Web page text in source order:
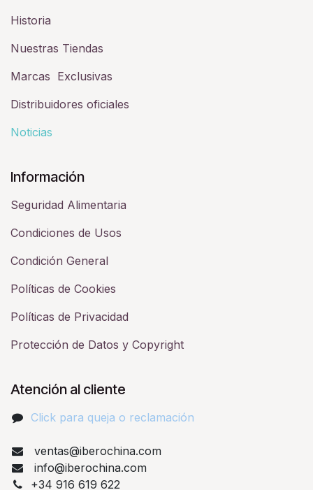
Historia​
Nuestras Tiendas
Marcas Exclusivas
Distribuidores oficiales
Noticias
Información
Seguridad Alimentaria
Condiciones de Usos
Condición General
Políticas de Cookies
Políticas de Privacidad
Protección de Datos y Copyright
Atención al cliente
Click para queja o reclamación​
ventas@iberochina.com
info@iberochina.com
+34 916 619 622